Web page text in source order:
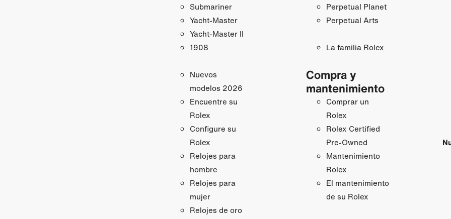
Submariner
Yacht-Master
Yacht-Master II
1908
Nuevos
modelos 2026
Encuentre su
Rolex
Configure su
Rolex
Relojes para
hombre
Relojes para
mujer
Relojes de oro
Perpetual Planet
Perpetual Arts
La familia Rolex
Compra y
mantenimiento
Comprar un
Rolex
Rolex Certified
Pre-Owned
Mantenimiento
Rolex
El mantenimiento
de su Rolex